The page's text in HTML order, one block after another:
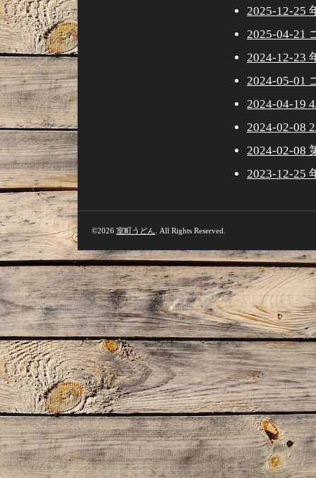
2025-12-25
2025-04-21
2024-12-23
2024-05-01
2024-04-19
2024-02-08
2024-02-08
2023-12-25
©2026 室町うどん . All Rights Reserved.